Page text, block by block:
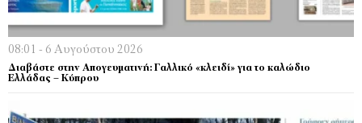
08:01 - 6 Αυγούστου 2026
Διαβάστε στην Απογευματινή: Γαλλικό «κλειδί» για το καλώδιο
Ελλάδας – Κύπρου